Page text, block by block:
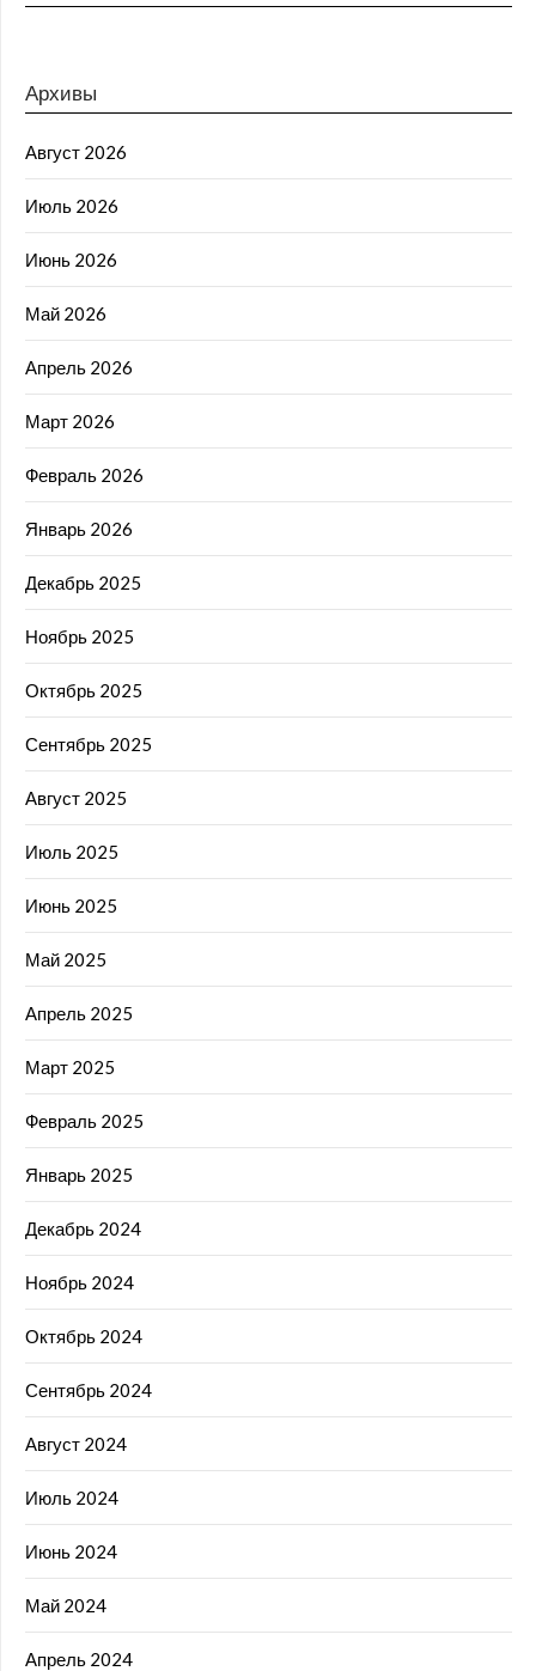
Архивы
Август 2026
Июль 2026
Июнь 2026
Май 2026
Апрель 2026
Март 2026
Февраль 2026
Январь 2026
Декабрь 2025
Ноябрь 2025
Октябрь 2025
Сентябрь 2025
Август 2025
Июль 2025
Июнь 2025
Май 2025
Апрель 2025
Март 2025
Февраль 2025
Январь 2025
Декабрь 2024
Ноябрь 2024
Октябрь 2024
Сентябрь 2024
Август 2024
Июль 2024
Июнь 2024
Май 2024
Апрель 2024